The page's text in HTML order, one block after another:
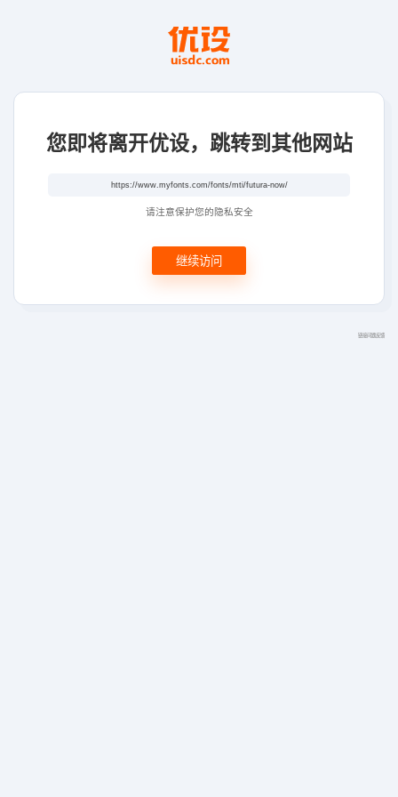
您即将离开优设，跳转到其他网站
请注意保护您的隐私安全
继续访问
链接问题反馈